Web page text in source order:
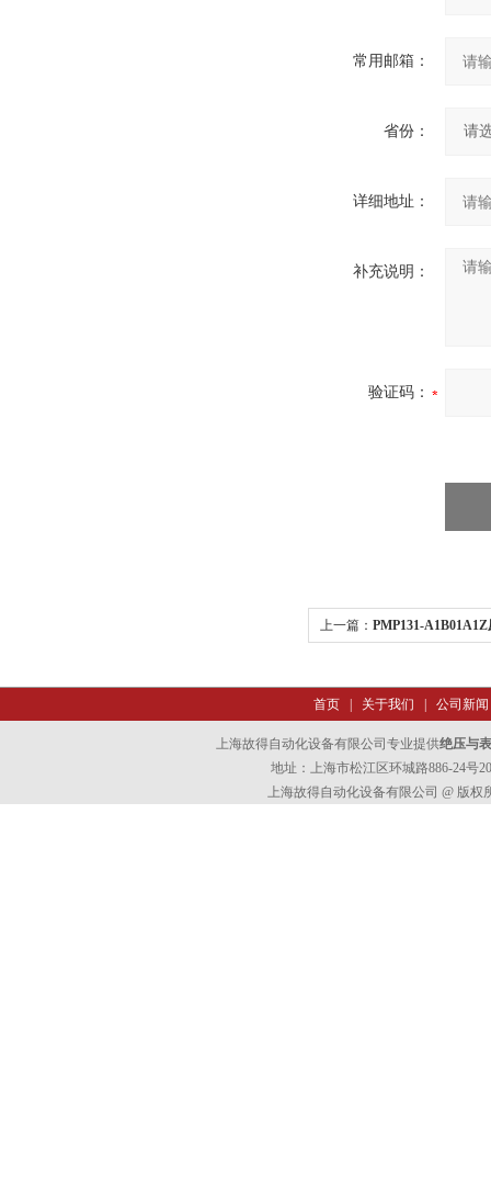
常用邮箱：
省份：
详细地址：
补充说明：
验证码：
上一篇： PMP131-
首页| 关于我们 公司新闻
上海故得自动化设备有限公司专业提供绝压与
地址：上海市松江区环城路886-24号
上海故得自动化设备有限公司 @ 版权